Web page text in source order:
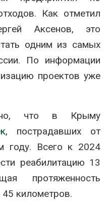
Как отметил
Аксенов, это
одним из самых
По информации
проектов уже
что в Крыму
пострадавших от
году. Всего к 2024
реабилитацию 13
протяженность
километров.